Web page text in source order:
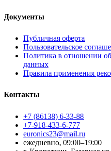
Документы
Публичная оферта
Пользовательское
Политика в отношении
данных
Правила применения
Контакты
+7 (86138) 6-33-88
+7-918-433-6-777
euronics23@mail.ru
ежедневно, 09:00–19:00